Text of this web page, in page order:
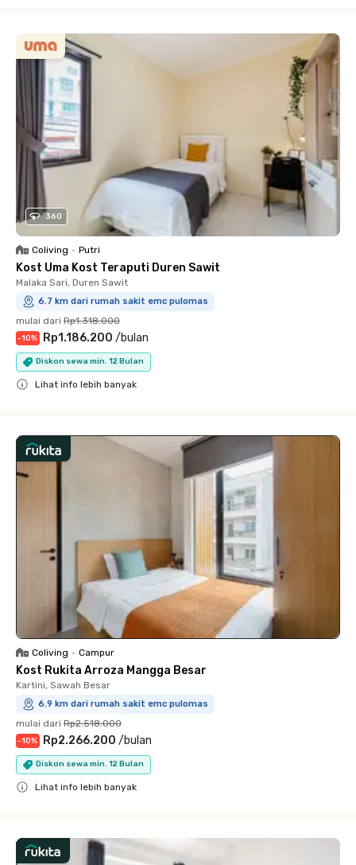
360
Coliving • Putri
Kost Uma Kost Teraputi Duren Sawit
Malaka Sari, Duren Sawit
6.7 km dari rumah sakit emc pulomas
mulai dari Rp1.318.000
-10% Rp1.186.200 /bulan
Diskon sewa min. 12 Bulan
Lihat info lebih banyak
Coliving • Campur
Kost Rukita Arroza Mangga Besar
Kartini, Sawah Besar
6.9 km dari rumah sakit emc pulomas
mulai dari Rp2.518.000
-10% Rp2.266.200 /bulan
Diskon sewa min. 12 Bulan
Lihat info lebih banyak